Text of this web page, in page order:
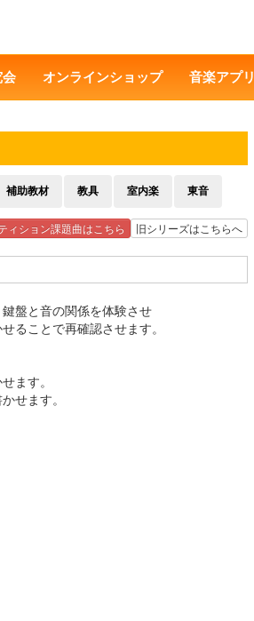
会 オンラインショップ 音楽アプリ
補助教材 教具 室内楽 東音
ィション課題曲はこちら 旧シリーズはこちらへ
盤と音の関係を体験させ
ることで再確認させます。
ます。
せます。